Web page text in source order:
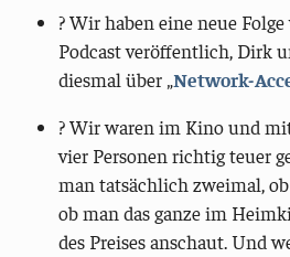
?️ Wir haben eine neue
Podcast veröffentlich, Dirk
diesmal über „Network-
? Wir waren im Kino und
vier Personen richtig teuer
man tatsächlich zweimal,
ob man das ganze im
des Preises anschaut. Und